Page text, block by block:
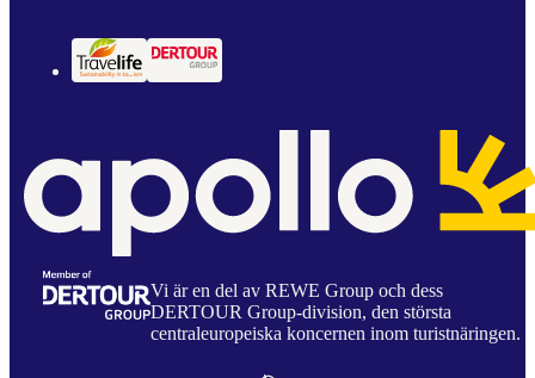
Vi är en del av REWE Group och dess
DERTOUR Group-division, den största
centraleuropeiska koncernen inom turistnäringen.